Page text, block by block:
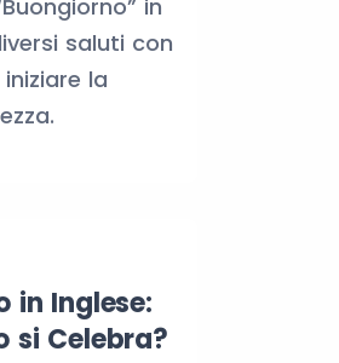
in
saluti con
la
in Inglese:
si Celebra?